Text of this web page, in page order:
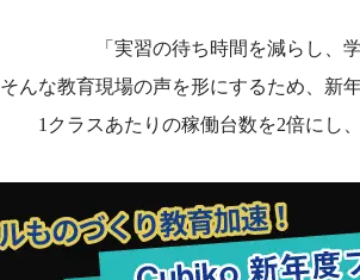
「実習の待ち時間を減らし、
そんな教育現場の声を形にするため、新
1クラスあたりの稼働台数を2倍にし